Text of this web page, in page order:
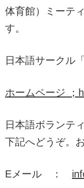
体育館）ミーテ
す。
日本語サークル
ホームページ ；
日本語ボランテ
下記へどうぞ。
Eメール ：